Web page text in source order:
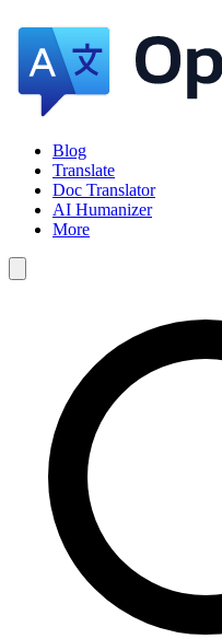
Blog
Translate
Doc Translator
AI Humanizer
More